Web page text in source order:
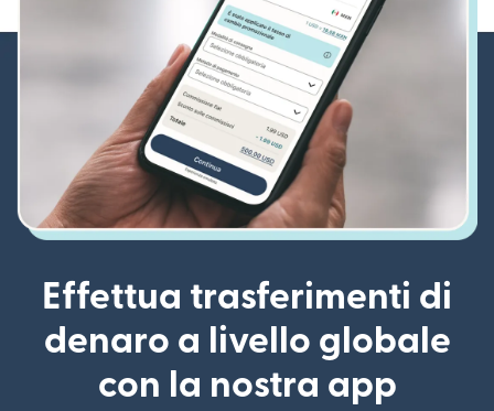
Effettua trasferimenti di
denaro a livello globale
con la nostra app